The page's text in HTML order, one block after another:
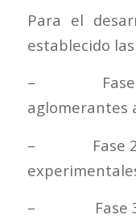
Para el
establecido
– Fase 1:
aglomerantes
– Fase 2:
– Fase 3: